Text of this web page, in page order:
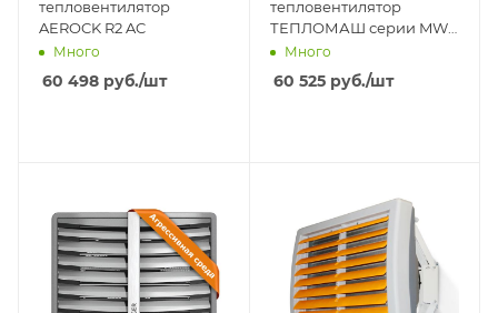
тепловентилятор
AEROCK R2 AC
Много
60 498 руб./шт
тепловентилятор
ТЕПЛОМАШ серии MW
КЭВ-75М4W2
Много
60 525руб./шт